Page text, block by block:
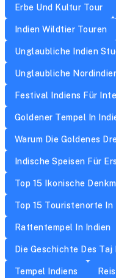
Erbe Und Kultur Tour
Indien Wildtier Touren
Unglaubliche Indien
Unglaubliche
Festival Indiens Für
Goldener Tempel In
Warum Die Goldenes
Indische Speisen Für
Top 15 Ikonische
Top 15 Touristenorte In
Rattentempel In Indien
Die Geschichte Des Taj
Tempel Indiens